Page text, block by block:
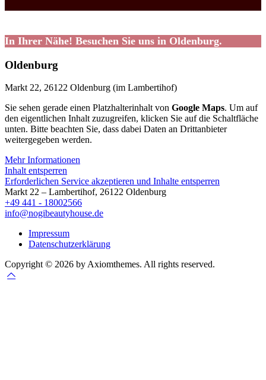
In Ihrer Nähe! Besuchen Sie uns in Oldenburg.
Oldenburg
Markt 22, 26122 Oldenburg (im Lambertihof)
Sie sehen gerade einen Platzhalterinhalt von Google Maps. Um auf
den eigentlichen Inhalt zuzugreifen, klicken Sie auf die Schaltfläche
unten. Bitte beachten Sie, dass dabei Daten an Drittanbieter
weitergegeben werden.
Mehr Informationen
Inhalt entsperren
Erforderlichen Service akzeptieren und Inhalte entsperren
Markt 22 – Lambertihof, 26122 Oldenburg
+49 441 - 18002566
info@nogibeautyhouse.de
Impressum
Datenschutzerklärung
Copyright © 2026 by Axiomthemes. All rights reserved.